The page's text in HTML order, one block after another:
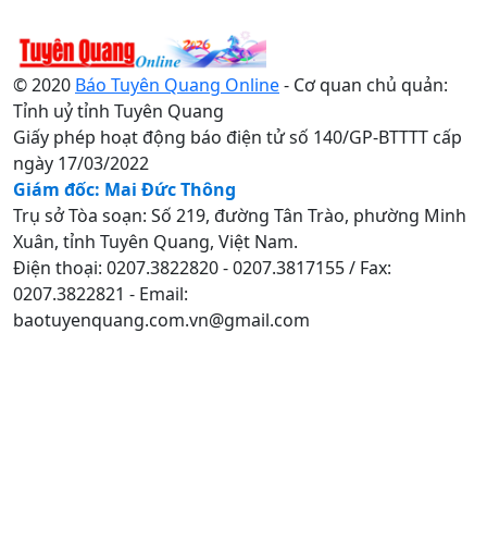
© 2020 Báo Tuyên Quang Online- Cơ quan chủ quản:
Tỉnh uỷ tỉnh Tuyên Quang
Giấy phép hoạt động báo điện tử số 140/GP-BTTTT cấp
ngày 17/03/2022
Giám đốc: Mai Đức Thông
Trụ sở Tòa soạn: Số 219, đường Tân Trào, phường Minh
Xuân, tỉnh Tuyên Quang, Việt Nam.
Điện thoại: 0207.3822820 - 0207.3817155 / Fax:
0207.3822821 - Email:
baotuyenquang.com.vn@gmail.com